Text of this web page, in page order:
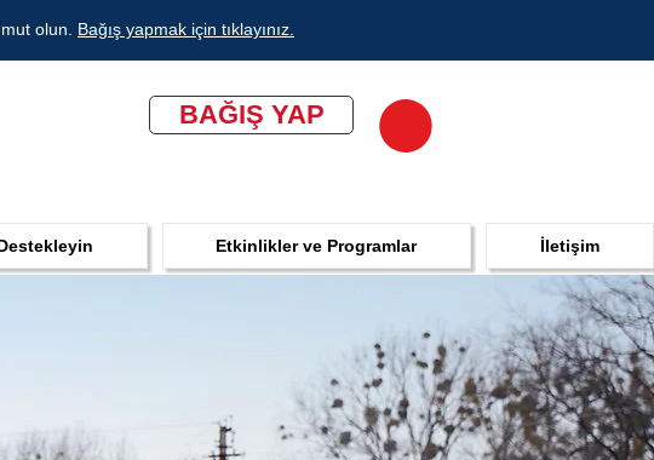
olun. Bağış yapmak için tıklayınız.
BAĞIŞ YAP
Etkinlikler ve Programlar İletişim